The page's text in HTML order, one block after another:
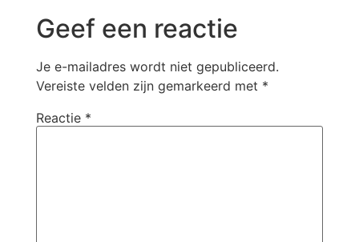
Geef een reactie
Je e-mailadres wordt niet gepubliceerd.
Vereiste velden zijn gemarkeerd met *
Reactie *